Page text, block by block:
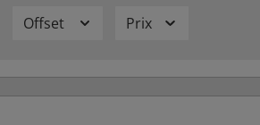
Offset Prix